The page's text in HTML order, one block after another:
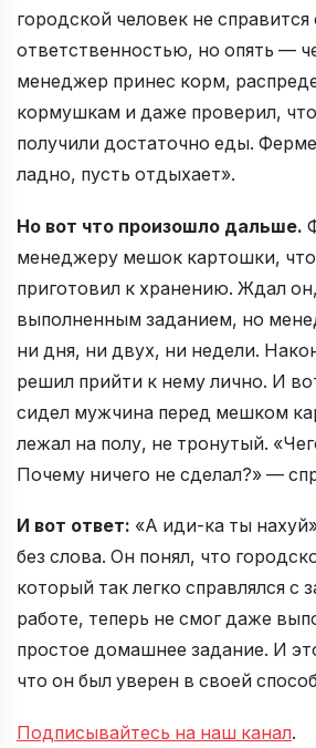
городской человек не справится
ответственностью, но опять —
менеджер принес корм,
кормушкам и даже проверил,
получили достаточно еды.
ладно, пусть отдыхает».
Но вот что произошло дальше.
менеджеру мешок картошки,
приготовил к хранению. Ждал
выполненным заданием, но
ни дня, ни двух, ни недели.
решил прийти к нему лично. И
сидел мужчина перед мешком
лежал на полу, не тронутый.
Почему ничего не сделал?» —
И вот ответ: «А иди-ка ты
без слова. Он понял, что
который так легко справлялся с
работе, теперь не смог даже
простое домашнее задание. И
что он был уверен в своей
Подписывайтесь на наш канал.